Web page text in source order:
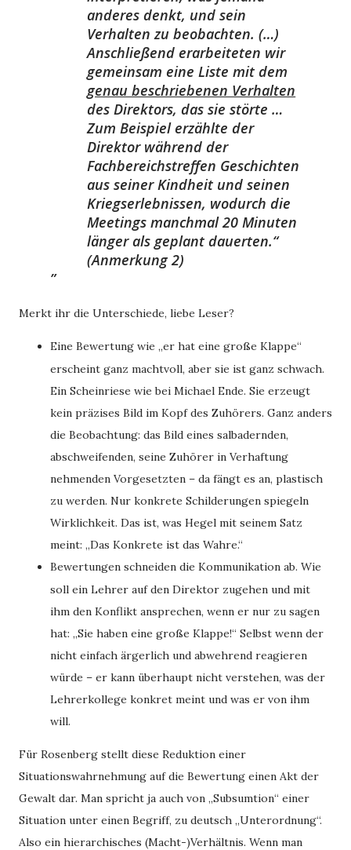
anderes denkt, und sein
Verhalten zu beobachten. (…)
Anschließend erarbeiteten wir
gemeinsam eine Liste mit dem
genau beschriebenen Verhalten
des Direktors, das sie störte …
Zum Beispiel erzählte der
Direktor während der
Fachbereichstreffen Geschichten
aus seiner Kindheit und seinen
Kriegserlebnissen, wodurch die
Meetings manchmal 20 Minuten
länger als geplant dauerten.“
(Anmerkung 2)
Merkt ihr die Unterschiede, liebe Leser?
Eine Bewertung wie „er hat eine große Klappe“
erscheint ganz machtvoll, aber sie ist ganz schwach.
Ein Scheinriese wie bei Michael Ende. Sie erzeugt
kein präzises Bild im Kopf des Zuhörers. Ganz anders
die Beobachtung: das Bild eines salbadernden,
abschweifenden, seine Zuhörer in Verhaftung
nehmenden Vorgesetzten – da fängt es an, plastisch
zu werden. Nur konkrete Schilderungen spiegeln
Wirklichkeit. Das ist, was Hegel mit seinem Satz
meint: „Das Konkrete ist das Wahre.“
Bewertungen schneiden die Kommunikation ab. Wie
soll ein Lehrer auf den Direktor zugehen und mit
ihm den Konflikt ansprechen, wenn er nur zu sagen
hat: „Sie haben eine große Klappe!“ Selbst wenn der
nicht einfach ärgerlich und abwehrend reagieren
würde – er kann überhaupt nicht verstehen, was der
Lehrerkollege konkret meint und was er von ihm
will.
Für Rosenberg stellt diese Reduktion einer
Situationswahrnehmung auf die Bewertung einen Akt der
Gewalt dar. Man spricht ja auch von „Subsumtion“ einer
Situation unter einen Begriff, zu deutsch „Unterordnung“.
Also ein hierarchisches (Macht-)Verhältnis. Wenn man